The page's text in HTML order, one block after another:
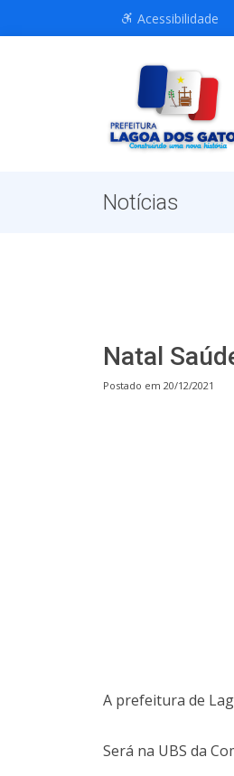
Acessibilidade
Notícias
Natal
Postado em 20/12/2021
A prefeitura de
Será na UBS da